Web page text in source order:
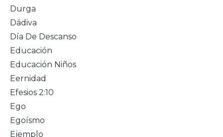
Durga
Dádiva
Día De Descanso
Educación
Educación Niños
Eernidad
Efesios 2:10
Ego
Egoísmo
Ejemplo